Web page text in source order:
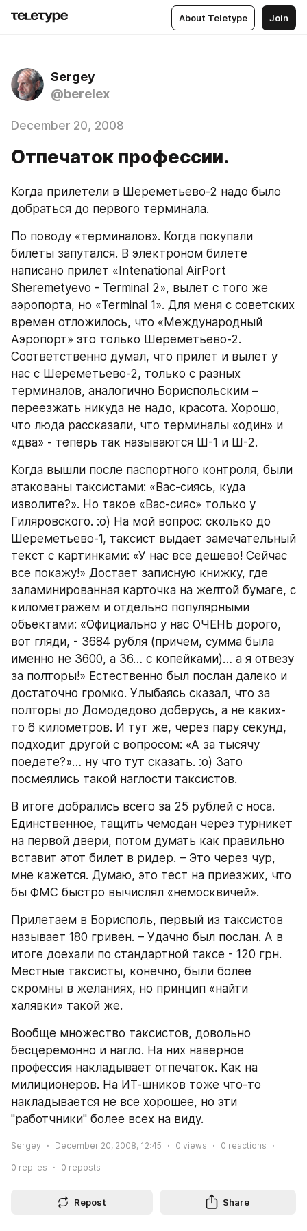
About Teletype Join
Sergey
@berelex
December 20, 2008
Отпечаток профессии.
Когда прилетели в Шереметьево-2 надо было
добраться до первого терминала.
По поводу «терминалов». Когда покупали
билеты запутался. В электроном билете
написано прилет «Intenational AirPort
Sheremetyevo - Terminal 2», вылет с того же
аэропорта, но «Terminal 1». Для меня с советских
времен отложилось, что «Международный
Аэропорт» это только Шереметьево-2.
Соответственно думал, что прилет и вылет у
нас с Шереметьево-2, только с разных
терминалов, аналогично Бориспольским –
переезжать никуда не надо, красота. Хорошо,
что люда рассказали, что терминалы «один» и
«два» - теперь так называются Ш-1 и Ш-2.
Когда вышли после паспортного контроля, были
атакованы таксистами: «Вас-сиясь, куда
изволите?». Но такое «Вас-сияс» только у
Гиляровского. :о) На мой вопрос: сколько до
Шереметьево-1, таксист выдает замечательный
текст с картинками: «У нас все дешево! Сейчас
все покажу!» Достает записную книжку, где
заламинированная карточка на желтой бумаге, с
километражем и отдельно популярными
объектами: «Официально у нас ОЧЕНЬ дорого,
вот гляди, - 3684 рубля (причем, сумма была
именно не 3600, а 36… с копейками)… а я отвезу
за полторы!» Естественно был послан далеко и
достаточно громко. Улыбаясь сказал, что за
полторы до Домодедово доберусь, а не каких-
то 6 километров. И тут же, через пару секунд,
подходит другой с вопросом: «А за тысячу
поедете?»… ну что тут сказать. :о) Зато
посмеялись такой наглости таксистов.
В итоге добрались всего за 25 рублей с носа.
Единственное, тащить чемодан через турникет
на первой двери, потом думать как правильно
вставит этот билет в ридер. – Это через чур,
мне кажется. Думаю, это тест на приезжих, что
бы ФМС быстро вычислял «немосквичей».
Прилетаем в Борисполь, первый из таксистов
называет 180 гривен. – Удачно был послан. А в
итоге доехали по стандартной таксе - 120 грн.
Местные таксисты, конечно, были более
скромны в желаниях, но принцип «найти
халявки» такой же.
Вообще множество таксистов, довольно
бесцеремонно и нагло. На них наверное
профессия накладывает отпечаток. Как на
милиционеров. На ИТ-шников тоже что-то
накладывается не все хорошее, но эти
"работчники" более всех на виду.
Sergey December 20, 2008, 12:45 0 views 0 reactions
0 replies 0 reposts
Repost Share